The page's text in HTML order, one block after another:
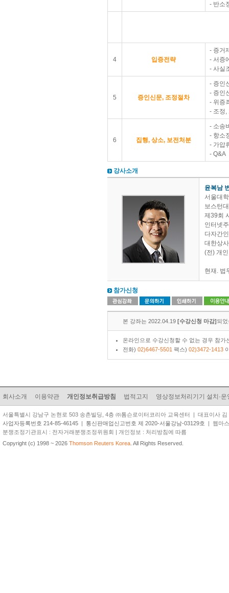
- 반소
4 입증전략
- 증거
- 서증
- 사실
5 증인신문, 조정절차
- 증인
- 증인
- 위증
- 조정,
6 집행, 상소, 보전처분
- 소송
- 항소
- 가압
- Q&A
강사소개
윤복남
서울대
보스턴
제39회
인터넷
다자간
대한상
(전) 개
현재. 법
참가신청
본 강좌는 2022.04.19 [수강신청 마감]되
온라인으로 수강신청할 수 없는 경우 참
전화) 02)6467-5501 팩스) 02)3472-1413
회사소개 이용약관 개인정보취급방침 법적고지 영상정보처리기기 설치·운
서울특별시 강남구 논현로 503 송촌빌딩, 4층 ㈜톰슨로이터코리아 교육센터 | 대표이사
사업자등록번호 214-85-46145 | 통신판매업신고번호 제 2020-서울강남-03129호 | 웹마
분쟁조정기관표시 : 전자거래분쟁조정위원회 | 개인정보 : 처리방침에 따름
Copyright (c) 1998 ~ 2026 Thomson Reuters Korea . All Rights Reserved.